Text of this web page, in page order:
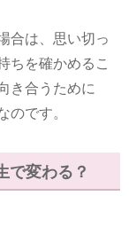
合は、思い切っ
ちを確かめるこ
き合うために
です。
で変わる？